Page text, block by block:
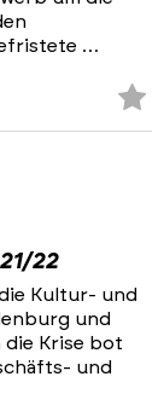
…
22
Kultur- und
und
die Krise bot
und